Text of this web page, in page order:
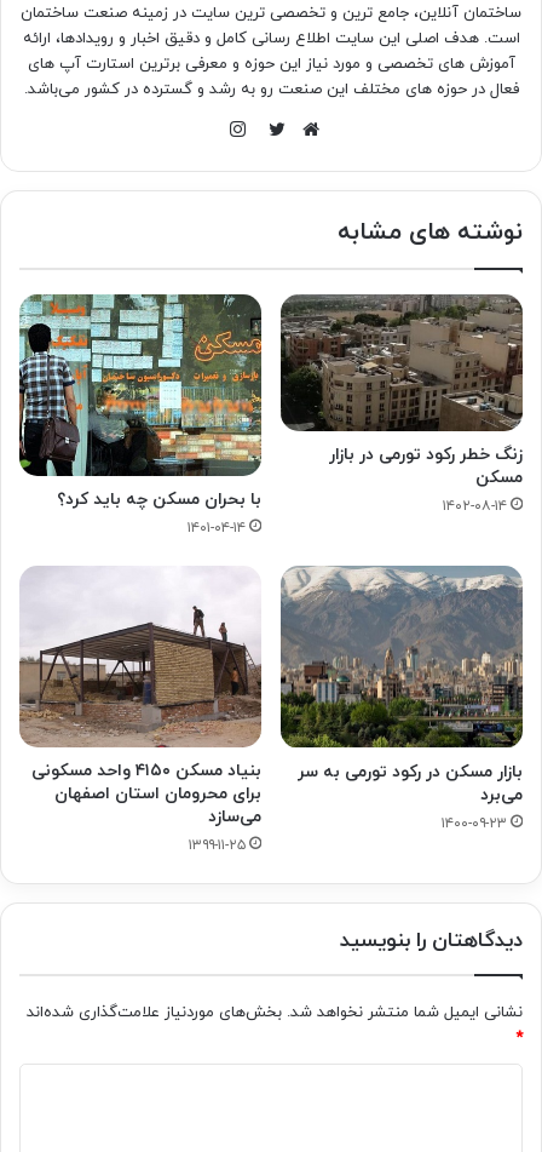
ساختمان آنلاین، جامع ترین و تخصصی ترین سایت در زمینه صنعت ساختمان
است. هدف اصلی این سایت اطلاع رسانی کامل و دقیق اخبار و رویدادها، ارائه
آموزش های تخصصی و مورد نیاز این حوزه و معرفی برترین استارت آپ های
فعال در حوزه های مختلف این صنعت رو به رشد و گسترده در کشور می‌باشد.
نوشته های مشابه
زنگ خطر رکود تورمی در بازار
مسکن
۱۴۰۲-۰۸-۱۴ با بحران مسکن چه باید کرد؟
۱۴۰۱-۰۴-۱۴
بازار مسکن در رکود تورمی به سر
می‌برد
۱۴۰۰-۰۹-۲۳
بنیاد مسکن ۴۱۵۰ واحد مسکونی
برای محرومان استان اصفهان
می‌سازد
۱۳۹۹-۱۱-۲۵
دیدگاهتان را بنویسید
نشانی ایمیل شما منتشر نخواهد شد. بخش‌های موردنیاز علامت‌گذاری شده‌اند
*